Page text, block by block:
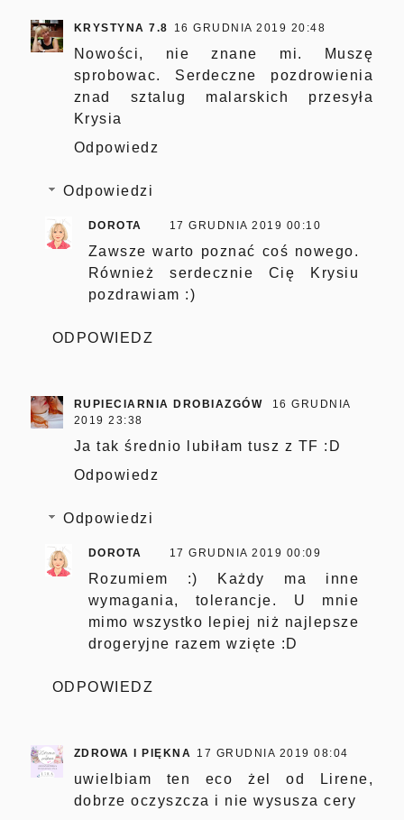
KRYSTYNA 7.8 16 GRUDNIA 2019 20:48
Nowości, nie znane mi. Muszę
sprobowac. Serdeczne pozdrowienia
znad sztalug malarskich przesyła
Krysia
Odpowiedz
Odpowiedzi
DOROTA 17 GRUDNIA 2019 00:10
Zawsze warto poznać coś nowego.
Również serdecznie Cię Krysiu
pozdrawiam :)
ODPOWIEDZ
RUPIECIARNIA DROBIAZGÓW
16 GRUDNIA
2019 23:38
Ja tak średnio lubiłam tusz z TF :D
Odpowiedz
Odpowiedzi
DOROTA 17 GRUDNIA 2019 00:09
Rozumiem :) Każdy ma inne
wymagania, tolerancje. U mnie
mimo wszystko lepiej niż najlepsze
drogeryjne razem wzięte :D
ODPOWIEDZ
ZDROWA I PIĘKNA 17 GRUDNIA 2019 08:04
uwielbiam ten eco żel od Lirene,
dobrze oczyszcza i nie wysusza cery